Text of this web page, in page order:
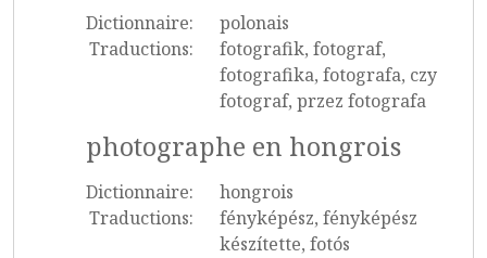
Dictionnaire:
polonais
Traductions:
fotografik, fotograf,
fotografika, fotografa, czy
fotograf, przez fotografa
photographe en hongrois
Dictionnaire:
hongrois
Traductions:
fényképész, fényképész
készítette, fotós